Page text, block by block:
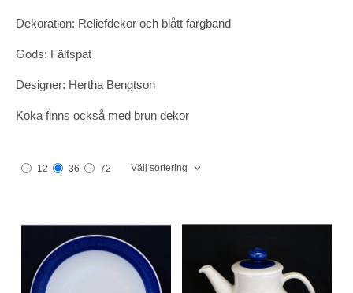
Dekoration: Reliefdekor och blått färgband
Gods: Fältspat
Designer: Hertha Bengtson
Koka finns också med brun dekor
12 36 72 Välj sortering